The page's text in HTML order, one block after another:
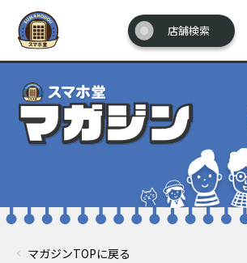
店舗検索
マガジンTOPに戻る